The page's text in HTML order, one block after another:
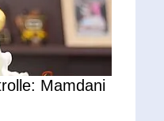
Mamdani